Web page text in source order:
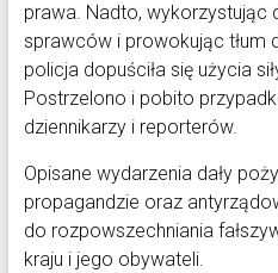
prawa. Nadto, wykorzystując
sprawców i prowokując tłum
policja dopuściła się użycia
Postrzelono i pobito
dziennikarzy i reporterów.
Opisane wydarzenia dały
propagandzie oraz
do rozpowszechniania
kraju i jego obywateli.